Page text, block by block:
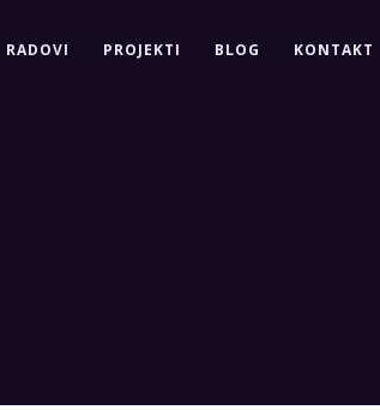
RADOVI PROJEKTI BLOG KONTAKT